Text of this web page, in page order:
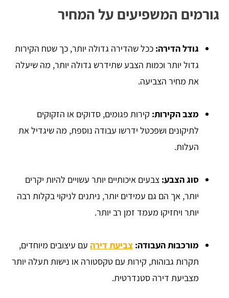
גורמים המשפיעים על המחיר
גודל הדירה: ככל שהדירה גדולה יותר, כך שטח הקירות
גדול יותר וכמות הצבע שתידרש גדולה יותר, מה שיעלה
את מחיר הצביעה.
מצב הקירות: קירות פגומים, סדוקים או הזקוקים
לתיקונים ושפכטל ידרשו עבודה נוספת, מה שיגדיל את
העלות.
סוג הצבע: צבעים איכותיים יותר עשויים להיות יקרים
יותר, אך הם גם עמידים יותר, ניתנים לניקוי בקלות רבה
יותר ויחזיקו מעמד זמן רב יותר.
מורכבות העבודה: צביעת דירה עם עיצובים מיוחדים,
תקרות גבוהות, קירות עם טקסטורה או נישות תעלה יותר
מצביעת דירה סטנדרטית.